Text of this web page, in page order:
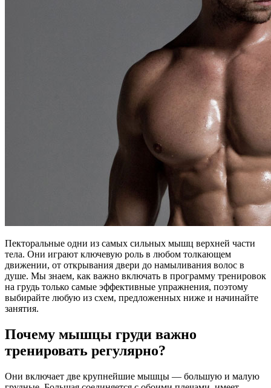
Пекторальные одни из самых сильных мышц верхней части
тела. Они играют ключевую роль в любом толкающем
движении, от открывания двери до намыливания волос в
душе. Мы знаем, как важно включать в программу тренировок
на грудь только самые эффективные упражнения, поэтому
выбирайте любую из схем, предложенных ниже и начинайте
занятия.
Почему мышцы груди важно
тренировать регулярно?
Они включает две крупнейшие мышцы — большую и малую